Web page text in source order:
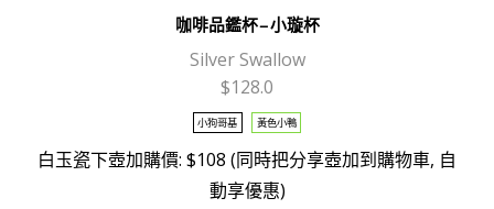
咖啡品鑑杯 – 小璇杯
Silver Swallow
$128.0
小狗哥基 黃色小鴨
白玉瓷下壺加購價: $108 (同時把分享壺加到購物車, 自
動享優惠)
This
product
has
multiple